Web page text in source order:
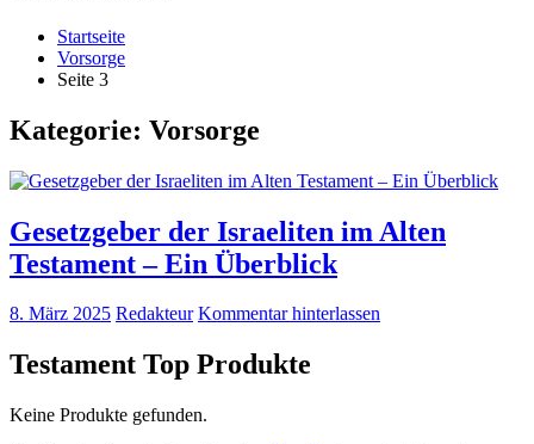
Startseite
Vorsorge
Seite 3
Kategorie: Vorsorge
Gesetzgeber der Israeliten im Alten
Testament – Ein Überblick
8. März 2025 Redakteur Kommentar hinterlassen
Testament Top Produkte
Keine Produkte gefunden.